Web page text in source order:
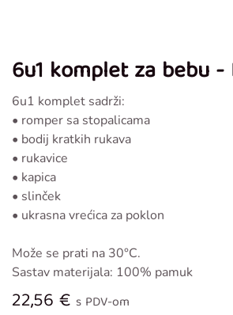
6u1 komplet za bebu
6u1 komplet sadrži:
• romper sa stopalicama
• bodij kratkih rukava
• rukavice
• kapica
• slinček
• ukrasna vrećica za poklon
Može se prati na 30°C.
Sastav materijala: 100% pamuk
22,56€ s PDV-om